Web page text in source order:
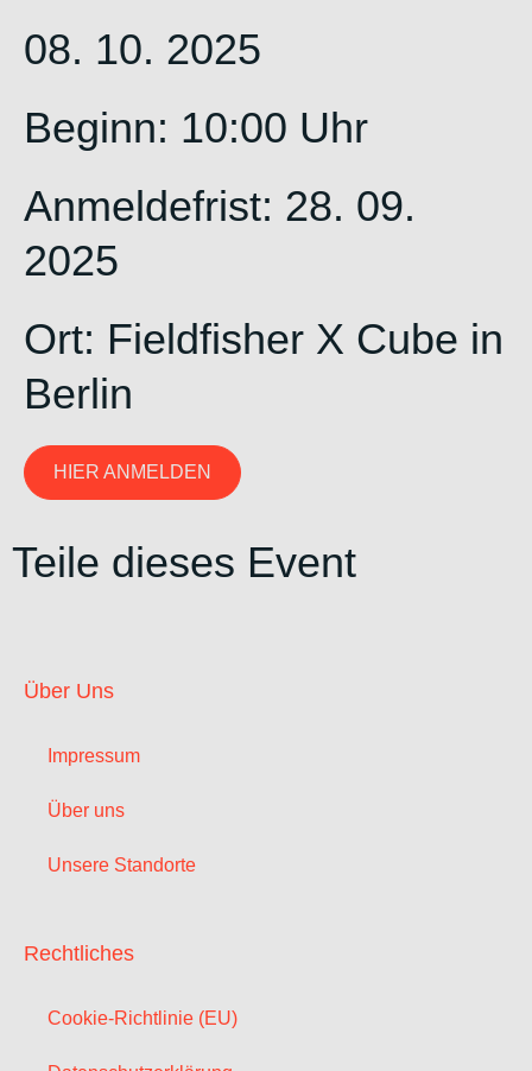
08. 10. 2025
Beginn: 10:00 Uhr
Anmeldefrist: 28. 09.
2025
Ort: Fieldfisher X Cube in
Berlin
HIER ANMELDEN
Teile dieses Event
Über Uns
Impressum
Über uns
Unsere Standorte
Rechtliches
Cookie-Richtlinie (EU)